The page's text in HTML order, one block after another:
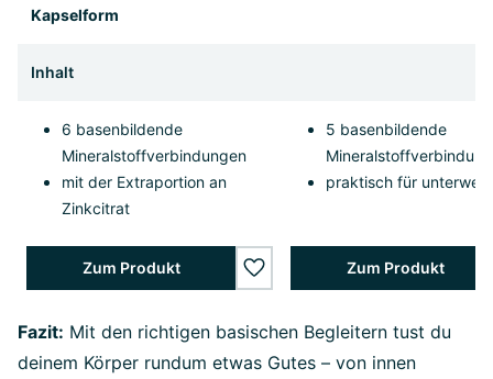
Kapselform
Inhalt
6 basenbildende
Mineralstoffverbindungen
mit der Extraportion an
Zinkcitrat
5 basenbildende
praktisch für
Zum Produkt
wishlist.add
Zum Produkt
Fazit: Mit den richtigen basischen Begleitern tust du
deinem Körper rundum etwas Gutes – von innen